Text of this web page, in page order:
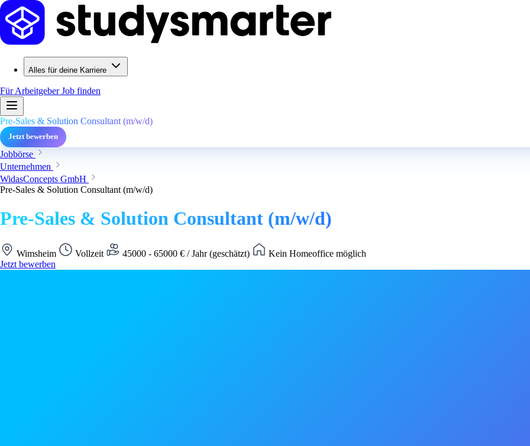
Alles für deine Karriere
Für ArbeitgeberJob finden
Pre-Sales & Solution Consultant (m/w/d)
Jetzt bewerben
Jobbörse
Unternehmen
WidasConcepts GmbH
Pre-Sales & Solution Consultant (m/w/d)
Pre-Sales & Solution Consultant (m/w/d)
Wimsheim Vollzeit 45000 - 65000 € / Jahr (geschätzt)
Kein Homeoffice möglich
Jetzt bewerben